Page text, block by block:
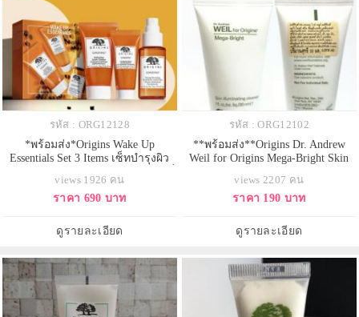
รหัส : ORG12128
*พร้อมส่ง*Origins Wake Up
Essentials Set 3 Items เซ็ทบำรุงผิว
อ่อนล้า ช่วยให้ผิวสดชื่น
กระปรี้กระเปร่า เติมน้ำให้ผิว ฟื้น
สดใส ปลุกให้ผิวรู้สึกสดชื่นอิ่มเด้ง มี
ชีวิตชีวา เปล่งปลั่ง กระจ่างใสฟื้นฟู
views 1926 คน
ราคา 690 บาท
ดูรายละเอียด
รหัส : ORG12102
**พร้อมส่ง**Origins Dr. Andrew
Weil for Origins Mega-Bright Skin
30ml. คลีนเซอร์เนื้อโฟมสูตรอ่อน
โยนจากพลังธรรมชาติ Rosa
ทำความสะอาดจากธรรมชาติจึง
สามารถขจัดสิ่งสกปรกและคราบ
views 2207 คน
ราคา 190 บาท
ดูรายละเอียด